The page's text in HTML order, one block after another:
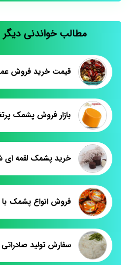
مطالب خواندنی دیگر
بازار فروش پشمک
خرید پشمک لقمه ای
فروش انواع پشمک با